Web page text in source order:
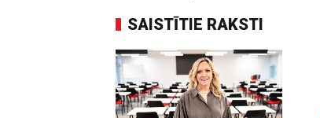
SAISTĪTIE RAKSTI